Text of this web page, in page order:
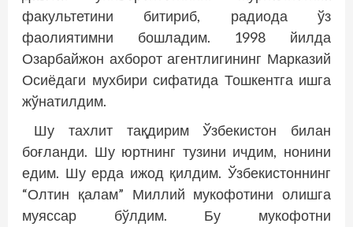
факультетини битириб, радиода ўз
фаолиятимни бошладим. 1998 йилда
Озарбайжон ахборот агентлигининг Марказий
Осиёдаги мухбири сифатида Тошкентга ишга
жўнатилдим.
Шу тахлит тақдирим Ўзбекистон билан
боғланди. Шу юртнинг тузини ичдим, нонини
едим. Шу ерда ижод қилдим. Ўзбекистоннинг
“Олтин қалам” Миллий мукофотини олишга
муяссар бўлдим. Бу мукофотни